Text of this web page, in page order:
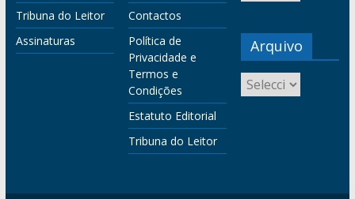
Tribuna do Leitor
Assinaturas
Contactos
Política de
Privacidade e
Termos e
Condições
Estatuto Editorial
Tribuna do Leitor
Arquivo